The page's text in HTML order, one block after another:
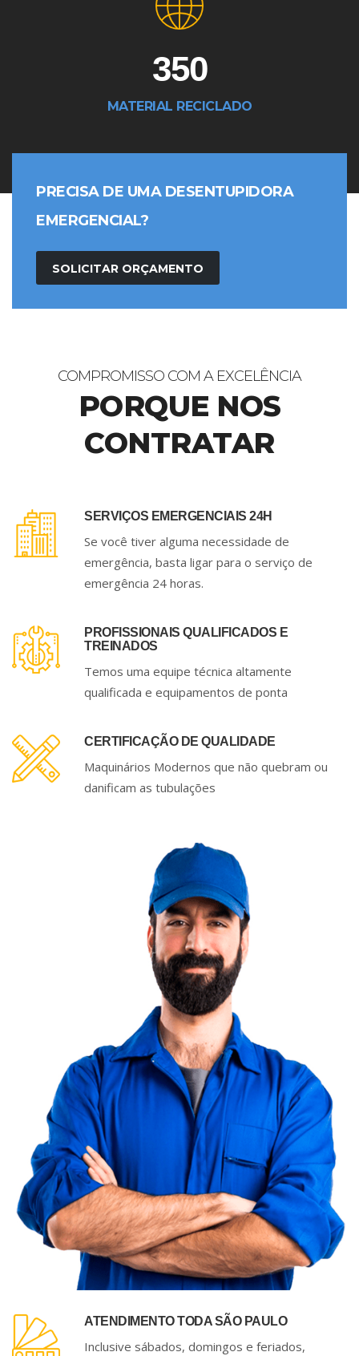
350
MATERIAL RECICLADO
PRECISA DE UMA DESENTUPIDORA
EMERGENCIAL?
SOLICITAR ORÇAMENTO
COMPROMISSO COM A EXCELÊNCIA
PORQUE NOS
CONTRATAR
SERVIÇOS EMERGENCIAIS 24H
Se você tiver alguma necessidade de
emergência, basta ligar para o serviço de
emergência 24 horas.
PROFISSIONAIS QUALIFICADOS E
TREINADOS
Temos uma equipe técnica altamente
qualificada e equipamentos de ponta
CERTIFICAÇÃO DE QUALIDADE
Maquinários Modernos que não quebram ou
danificam as tubulações
ATENDIMENTO TODA SÃO PAULO
Inclusive sábados, domingos e feriados,